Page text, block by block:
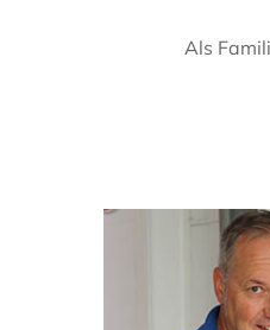
Als